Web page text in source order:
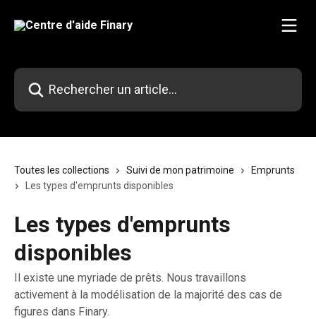
Rechercher un article...
Toutes les collections Suivi de mon patrimoine
Emprunts
Les types d'emprunts disponibles
Les types d'emprunts
disponibles
Il existe une myriade de prêts. Nous travaillons
activement à la modélisation de la majorité des cas de
figures dans Finary.